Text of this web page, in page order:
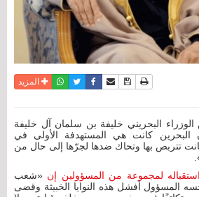
نسخة للطباعة
حفظ الموضوع
أرسل الى صديق
فيسبوكتويترواتسابالمزيد
البحريني خليفة بن سلمان آل خليفة
البحرين كانت هي المستهدفة الأولى في
تتربص بها وتحاك ضدها لجرّها إلى حال من
لمجموعة من المسؤولين إن «شعب
المسؤول أفشل هذه النوايا الخبيثة وقضى